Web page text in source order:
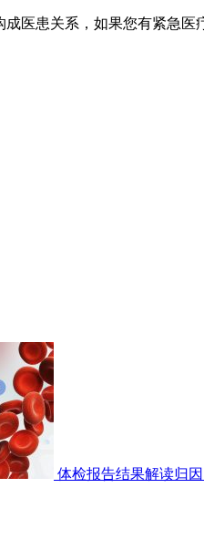
医患关系，如果您有紧急
体检报告结果解读归